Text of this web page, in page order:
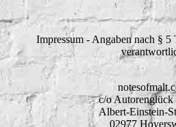
Impressum - Angaben nach §
c/o Autorenglück
Albert-Einstein-
02977